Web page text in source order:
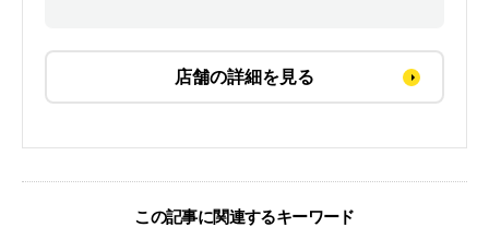
店舗の詳細を見る
この記事に関連するキーワード